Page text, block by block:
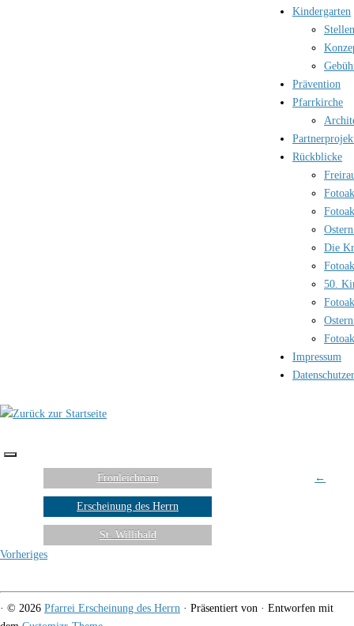
Kindergarten
Prävention
Pfarrkirche
Rückblicke
Die
50.
Impressum
Fronleichnam
Erscheinung des Herrn
St. Willibald
←
Vorheriges
· © 2026 Pfarrei Erscheinung des Herrn · Präsentiert von · Entworfen mit